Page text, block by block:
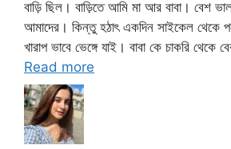
বাড়ি ছিল। বাড়িতে আমি মা আর বাবা। বেশ
আমাদের। কিন্তু হঠাৎ একদিন সাইকেল থেকে
খারাপ ভাবে ভেঙ্গে যাই। বাবা কে চাকরি থেকে
Read more